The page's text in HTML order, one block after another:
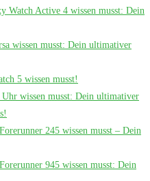
Watch Active 4 wissen musst: Dein
wissen musst: Dein ultimativer
5 wissen musst!
wissen musst: Dein ultimativer
245 wissen musst – Dein
945 wissen musst: Dein